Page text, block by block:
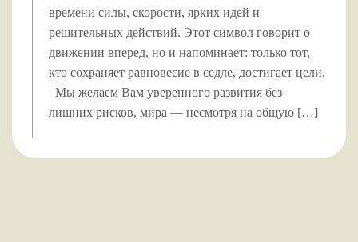
времени силы, скорости, ярких идей и
решительных действий. Этот символ говорит о
движении вперед, но и напоминает: только тот,
кто сохраняет равновесие в седле, достигает цели.
Мы желаем Вам уверенного развития без
лишних рисков, мира — несмотря на общую […]